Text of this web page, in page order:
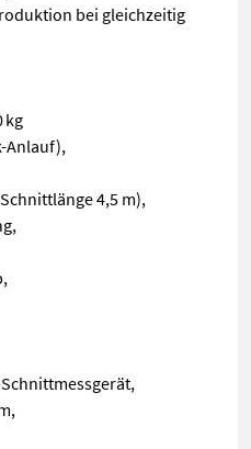
bei gleichzeitig
kg
Anlauf),
4,5 m),